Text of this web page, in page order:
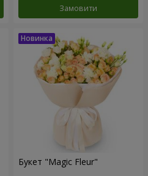
Замовити
Букет "Magic Fleur"